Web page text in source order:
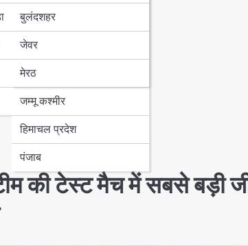
बुलंदशहर
जेवर
मेरठ
बिहार
पंजाब
हरियाणा
जम्मू कश्मीर
हिमाचल प्रदेश
पंजाब
की टेस्ट मैच में सबसे बड़ी